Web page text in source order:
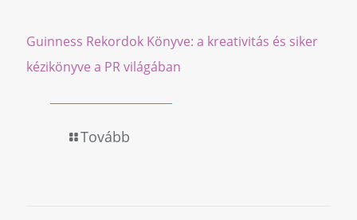
Guinness Rekordok Könyve: a kreativitás és siker
kézikönyve a PR világában
Tovább